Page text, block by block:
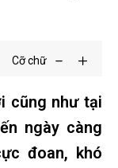
Cỡ chữ
cũng như tại
ngày càng
đoan, khó